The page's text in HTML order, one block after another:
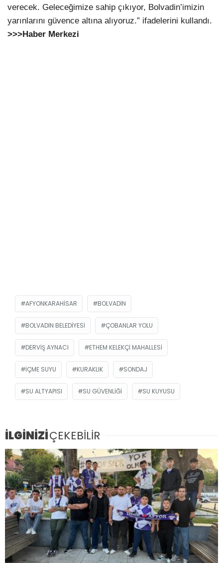
verecek. Geleceğimize sahip çıkıyor, Bolvadin’imizin
yarınlarını güvence altına alıyoruz.” ifadelerini kullandı.
>>>Haber Merkezi
AFYONKARAHISAR BOLVADIN
BOLVADIN BELEDIYESI ÇOBANLAR YOLU
DERVIŞ AYNACI ETHEM KELEKÇI MAHALLESI
IÇME SUYU KURAKLIK SONDAJ
SU ALTYAPISI SU GÜVENLIĞI SU KUYUSU
İLGİNİZİÇEKEBİLİR